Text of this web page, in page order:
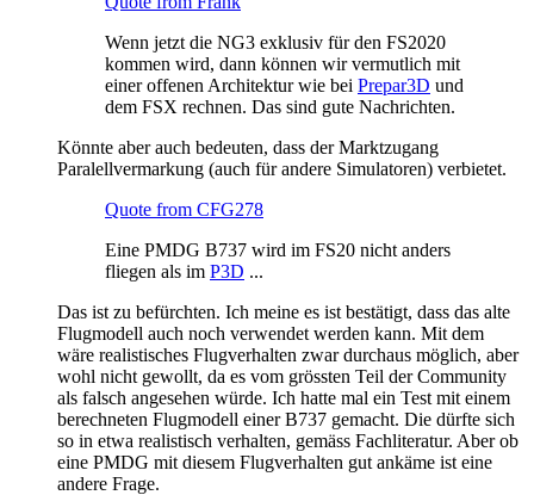
Wenn jetzt die NG3 exklusiv für den FS2020
kommen wird, dann können wir vermutlich mit
einer offenen Architektur wie bei Prepar3D und
dem FSX rechnen. Das sind gute Nachrichten.
Könnte aber auch bedeuten, dass der Marktzugang
Paralellvermarkung (auch für andere Simulatoren) verbietet.
Quote from CFG278
Eine PMDG B737 wird im FS20 nicht anders
fliegen als im P3D ...
Das ist zu befürchten. Ich meine es ist bestätigt, dass das alte
Flugmodell auch noch verwendet werden kann. Mit dem
wäre realistisches Flugverhalten zwar durchaus möglich, aber
wohl nicht gewollt, da es vom grössten Teil der Community
als falsch angesehen würde. Ich hatte mal ein Test mit einem
berechneten Flugmodell einer B737 gemacht. Die dürfte sich
so in etwa realistisch verhalten, gemäss Fachliteratur. Aber ob
eine PMDG mit diesem Flugverhalten gut ankäme ist eine
andere Frage.